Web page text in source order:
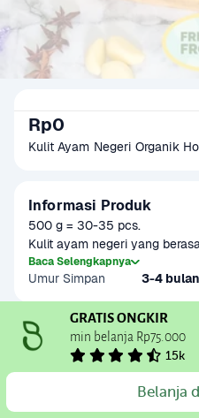
Rp0
Kulit Ayam Negeri Organik
Informasi Produk
500 g = 30-35 pcs.
Kulit ayam negeri yang
Diternak TANPA suntik
bahan kimia apapun sejak
sampai dengan pemotongan.
berkualitas. Bebas bulu.
digoreng kering, atau isian sup.
Baca Selengkapnya
Umur Simpan 3-4 bulan
Kandungan dan Nutrisi
GRATIS ONGKIR
min belanja Rp75.000
15k
Belanja